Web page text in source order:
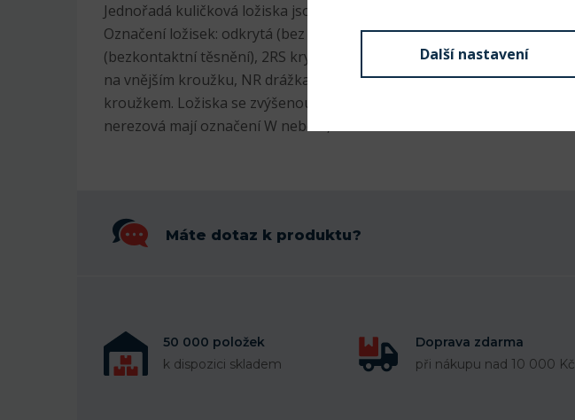
Jednořadá kuličková ložiska jsou nejrozšířenějším druhem ložisek.
Označení ložisek: odkrytá (bez označení), 2Z krytá plechem
(bezkontaktní těsnění), 2RS krytá plastem (kontaktní těsnění), N drážka
na vnějším kroužku, NR drážka na vnějším kroužku s pojistným
kroužkem. Ložiska se zvýšenou radiální vůlí se značí C3 nebo C4,
nerezová mají označení W nebo S, K kuželová díra vnitřního kroužku.
Máte dotaz k produktu?
50 000 položek
k dispozici skladem
Doprava zdarma
při nákupu nad 10 000 Kč
Další nastavení